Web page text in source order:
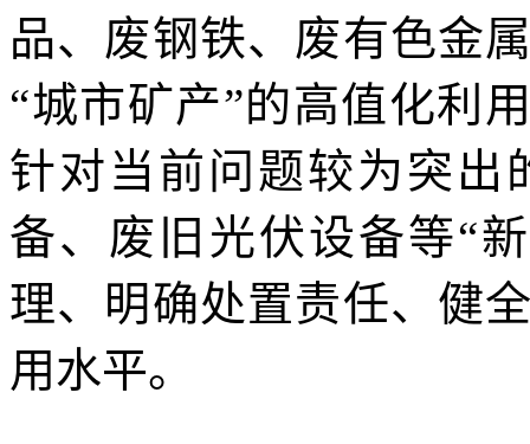
品、废钢铁、废有色金
“城市矿产”的高值化利
针对当前问题较为突出
备、废旧光伏设备等“
理、明确处置责任、健
用水平。